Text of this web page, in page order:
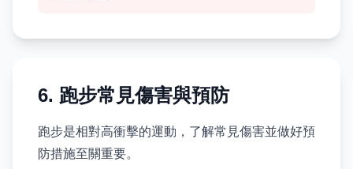
6. 跑步常見傷害與預防
跑步是相對高衝擊的運動，了解常見傷害並做好預
防措施至關重要。